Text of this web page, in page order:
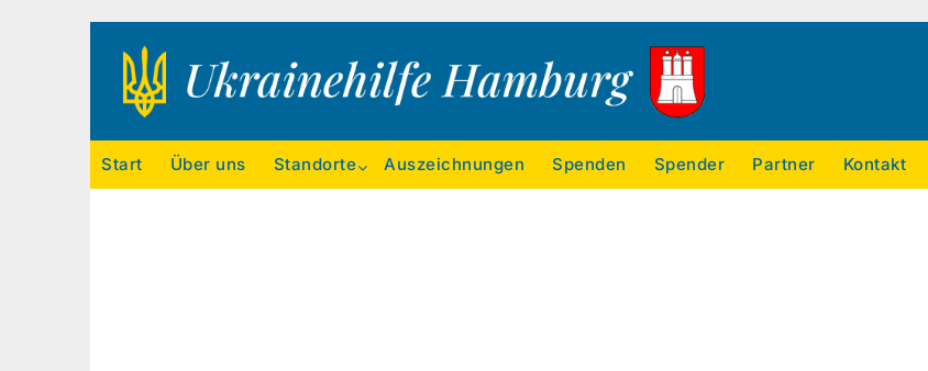
Ukrainehilfe Hamburg
Start Über uns Standorte Auszeichnungen Spenden Spender Partner Kontakt